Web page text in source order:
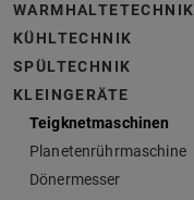
WARMHALTETECHNIK
KÜHLTECHNIK
SPÜLTECHNIK
KLEINGERÄTE
Teigknetmaschinen
Planetenrührmaschine
Dönermesser